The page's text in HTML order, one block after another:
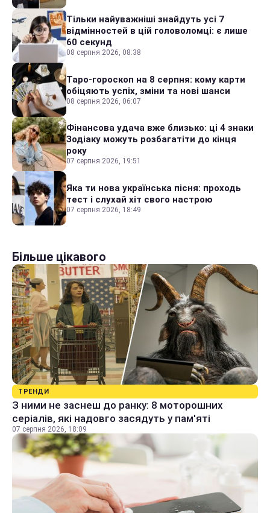
Тільки найуважніші знайдуть усі 7
відмінностей в цій головоломці: є лише
60 секунд
08 серпня 2026, 08:38
Таро-гороскоп на 8 серпня: кому карти
обіцяють успіх, зміни та нові шанси
08 серпня 2026, 06:07
Фінансова удача вже близько: ці 4 знаки
Зодіаку можуть розбагатіти до кінця
року
07 серпня 2026, 19:51
Яка ти нова українська пісня: проходь
тест і слухай хіт свого настрою
07 серпня 2026, 18:49
Більше цікавого
ТРЕНДИ
З ними не заснеш до ранку: 8 моторошних
серіалів, які надовго засядуть у пам'яті
07 серпня 2026, 18:09